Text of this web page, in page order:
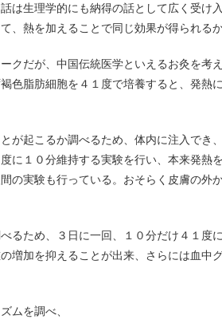
は生理学的にも納得の話として広く受け
、熱を加えることで同じ効果が得られる
クだが、中国伝統医学といえるお灸を考
色脂肪細胞を４１度で培養すると、発熱
が起こるか調べるため、体内に注入でき
に１０分維持する実験を行い、本来発熱
の実験も行っている。おそらく皮膚の外
るため、３日に一回、１０分だけ４１度
増加を抑えることが出来、さらには血中
ムを調べ、